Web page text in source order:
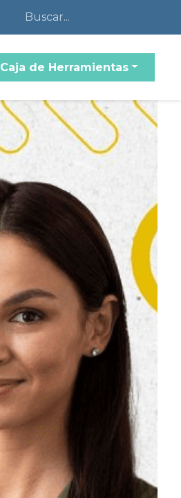
Caja de Herramientas